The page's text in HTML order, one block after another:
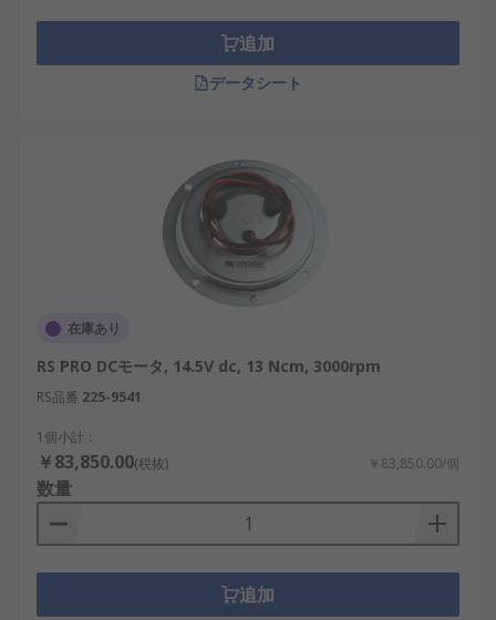
高速起動：短時間で回転数が立ち上がるた
め、応答性が求められる装置に適していま
す。例：国内交通インフラ設備、倉庫ロボッ
設計が増えてきています。例：AI自動倉庫シ
ステム、IoTセンサーネットワーク。
ただし、次のような短所も存在します：
極性管理が必要：逆接続すると故障する恐れ
使用による摩耗が発生します。
DCモーターの選び方
回転速度（RPM）
様を選びます。高速用途なら高RPM、低速高
トルク用途なら低RPMが適しています。
最大トルク：装置が必要とする最大負荷に耐
えられるトルクを確認します。
追加
データシート
在庫あり
RS PRO DCモータ, 14.5V dc, 13 Ncm, 3000rpm
RS品番 225-9541
1個小計：
￥83,850.00(税抜) ￥83,850.00/個
数量
追加